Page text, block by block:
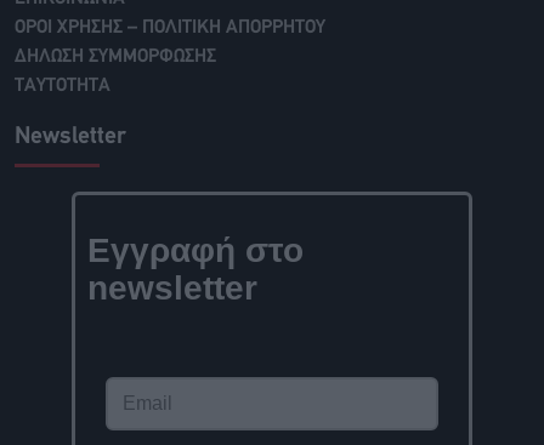
ΟΡΟΙ ΧΡΗΣΗΣ – ΠΟΛΙΤΙΚΗ ΑΠΟΡΡΗΤΟΥ
ΔΗΛΩΣΗ ΣΥΜΜΟΡΦΩΣΗΣ
ΤΑΥΤΟΤΗΤΑ
Newsletter
Εγγραφή στο
newsletter